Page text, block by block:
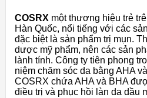
COSRX một thương hiệu trẻ
Hàn Quốc, nổi tiếng với các
đặc biệt là sản phẩm trị mụn.
dược mỹ phẩm, nên các sản
lành tính. Công ty tiên phong
niệm chăm sóc da bằng AHA
COSRX chứa AHA và BHA
điều trị và phục hồi làn da dầu